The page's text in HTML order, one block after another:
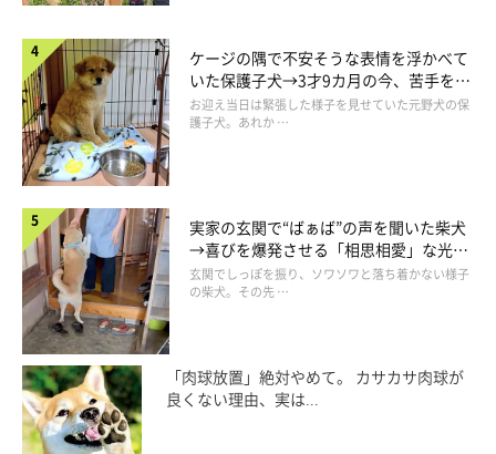
っていることがあります」ケージの隅で不安そうな表情を浮かべて
いた保護子犬→3才9カ月の今、苦手を克
服し頼もしいコに成長！
お迎え当日は緊張した様子を見せていた元野犬の保
護子犬。あれか …
実家の玄関で“ばぁば”の声を聞いた柴犬
→喜びを爆発させる「相思相愛」な光景
にほっこり
玄関でしっぽを振り、ソワソワと落ち着かない様子
の柴犬。その先 …
「肉球放置」絶対やめて。 カサカサ肉球が
良くない理由、実は...